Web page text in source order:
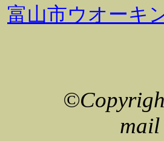
富山市ウオーキ
mail